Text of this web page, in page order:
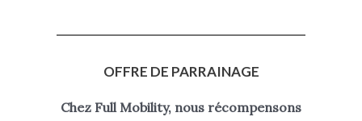
OFFRE DE PARRAINAGE
Chez Full Mobility, nous récompensons